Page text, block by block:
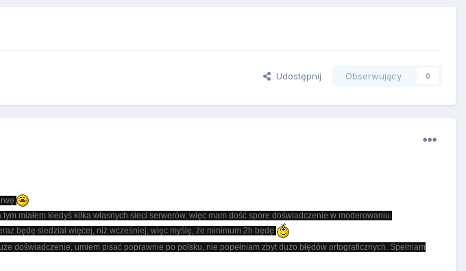
Udostępnij Obserwujący 0
tym miałem kiedyś kilka własnych sieci serwerów, więc mam dość spore doświadczenie w moderowaniu.
będę siedział więcej, niż wcześniej, więc myślę, że minimum 2h będę
doświadczenie, umiem pisać poprawnie po polsku, nie popełniam zbyt dużo błędów ortograficznych. Spełniam